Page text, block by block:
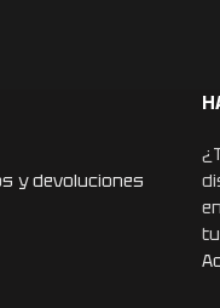
y devoluciones